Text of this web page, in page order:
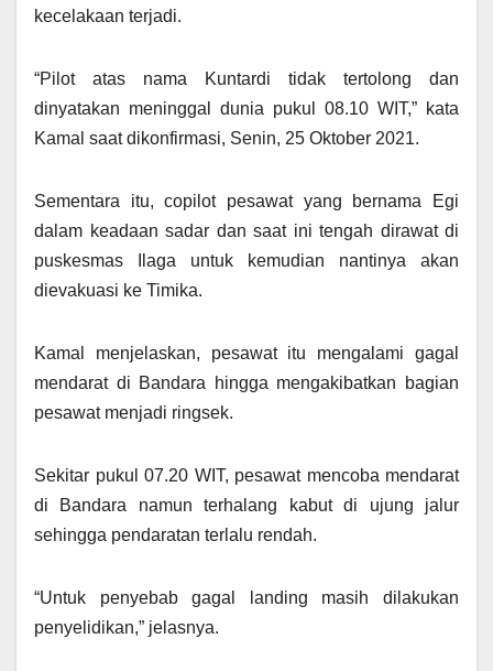
kecelakaan terjadi.
“Pilot atas nama Kuntardi tidak tertolong dan
dinyatakan meninggal dunia pukul 08.10 WIT,” kata
Kamal saat dikonfirmasi, Senin, 25 Oktober 2021.
Sementara itu, copilot pesawat yang bernama Egi
dalam keadaan sadar dan saat ini tengah dirawat di
puskesmas Ilaga untuk kemudian nantinya akan
dievakuasi ke Timika.
Kamal menjelaskan, pesawat itu mengalami gagal
mendarat di Bandara hingga mengakibatkan bagian
pesawat menjadi ringsek.
Sekitar pukul 07.20 WIT, pesawat mencoba mendarat
di Bandara namun terhalang kabut di ujung jalur
sehingga pendaratan terlalu rendah.
“Untuk penyebab gagal landing masih dilakukan
penyelidikan,” jelasnya.